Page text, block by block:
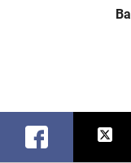
Facebook